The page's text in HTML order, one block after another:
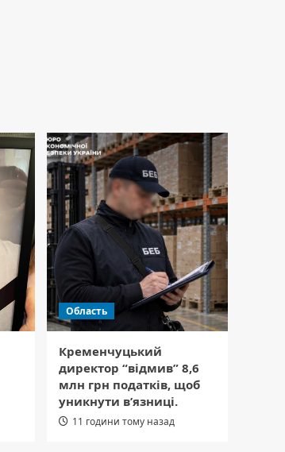
Область
Кременчуцький
директор “відмив” 8,6
млн грн податків, щоб
уникнути в’язниці.
11 години тому назад